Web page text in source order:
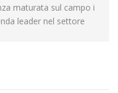
maturata sul campo i
leader nel settore